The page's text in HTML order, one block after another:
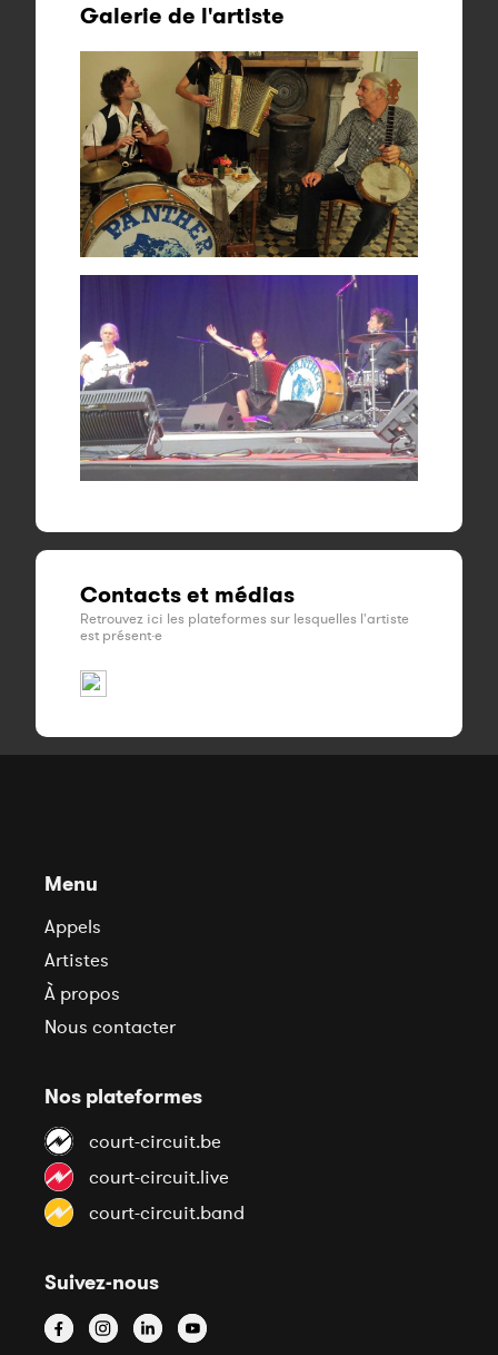
Galerie de l'artiste
Contacts et médias
Retrouvez ici les plateformes sur lesquelles l'artiste
est présent·e
Menu
Appels
Artistes
À propos
Nous contacter
Nos plateformes
court-circuit.be
court-circuit.live
court-circuit.band
Suivez-nous